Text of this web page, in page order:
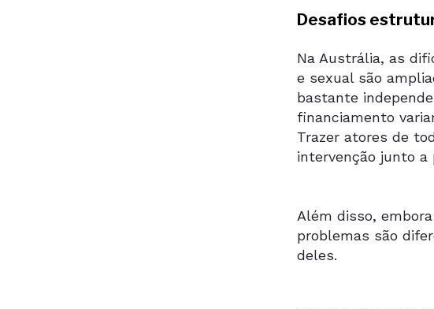
Desafios
Na Austrália, as
e sexual são
bastante
financiamento
Trazer atores de
intervenção junto a
Além disso,
problemas são
deles.